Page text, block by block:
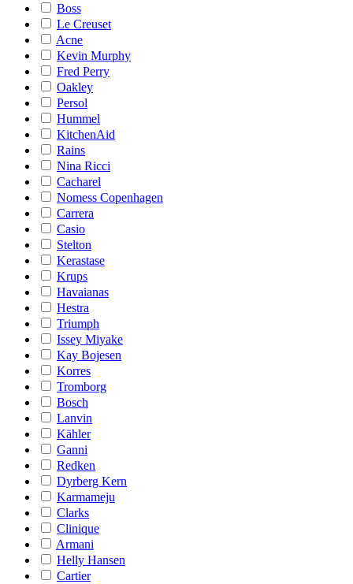
Boss
Le Creuset
Acne
Kevin Murphy
Fred Perry
Oakley
Persol
Hummel
KitchenAid
Rains
Nina Ricci
Cacharel
Nomess Copenhagen
Carrera
Casio
Stelton
Kerastase
Krups
Havaianas
Hestra
Triumph
Issey Miyake
Kay Bojesen
Korres
Tromborg
Bosch
Lanvin
Kähler
Ganni
Redken
Dyrberg Kern
Karmameju
Clarks
Clinique
Armani
Helly Hansen
Cartier